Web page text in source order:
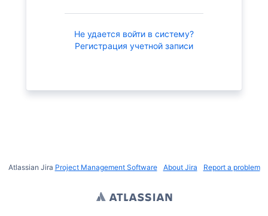
Не удается войти в систему?
Регистрация учетной записи
Atlassian Jira Project Management Software About Jira Report a problem